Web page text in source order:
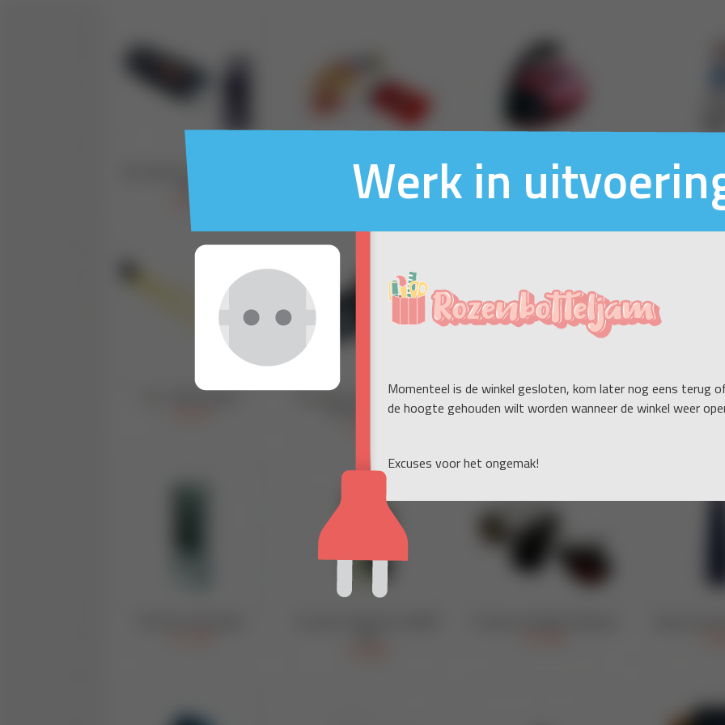
Werk in
Momenteel is de winkel gesloten, kom later nog eens terug
de hoogte gehouden wilt worden wanneer de winkel weer
Excuses voor het ongemak!